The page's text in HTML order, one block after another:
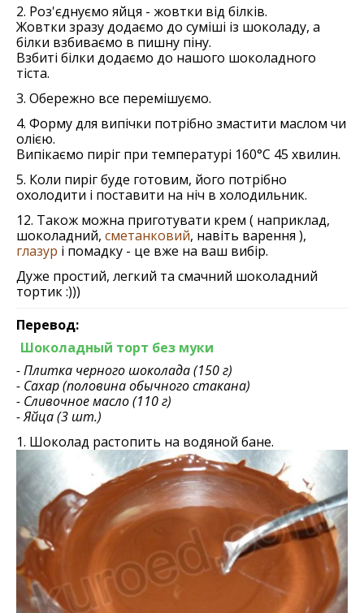
2. Роз'єднуємо яйця - жовтки від білків.
Жовтки зразу додаємо до суміші із шоколаду, а
білки взбиваємо в пишну піну.
Взбиті білки додаємо до нашого шоколадного
тіста.
3. Обережно все перемішуємо.
4. Форму для випічки потрібно змастити маслом чи
олією.
Випікаємо пиріг при температурі 160°С 45 хвилин.
5. Коли пиріг буде готовим, його потрібно
охолодити і поставити на ніч в холодильник.
12. Також можна приготувати крем ( наприклад,
шоколадний, сметанковий, навіть варення ),
глазур і помадку - це вже на ваш вибір.
Дуже простий, легкий та смачний шоколадний
тортик :)))
Перевод:
Шоколадный торт без муки
- Плитка черного шоколада (150 г)
- Сахар (половина обычного стакана)
- Сливочное масло (110 г)
- Яйца (3 шт.)
1. Шоколад растопить на водяной бане.